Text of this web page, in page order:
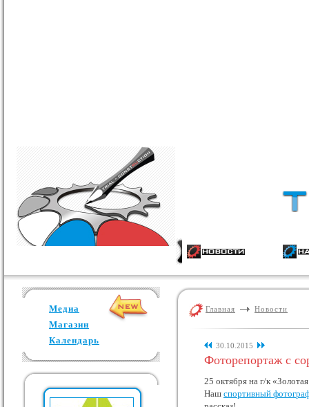
Медиа
Магазин
Календарь
Главная Новости
30.10.2015
Фоторепортаж с
25 октября на г/к
Наш спортивный